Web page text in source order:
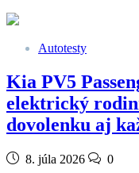
Autotesty
Kia PV5
elektrický
dovolenku aj
8. júla 2026
0